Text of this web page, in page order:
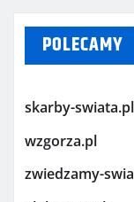
POLECAMY
skarby-swiata.pl
wzgorza.pl
zwiedzamy-